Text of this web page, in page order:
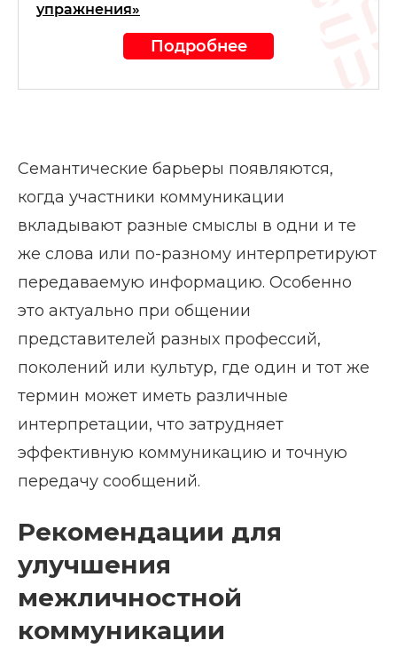
упражнения»
Подробнее
Семантические барьеры появляются,
когда участники коммуникации
вкладывают разные смыслы в одни и те
же слова или по-разному интерпретируют
передаваемую информацию. Особенно
это актуально при общении
представителей разных профессий,
поколений или культур, где один и тот же
термин может иметь различные
интерпретации, что затрудняет
эффективную коммуникацию и точную
передачу сообщений.
Рекомендации для
улучшения
межличностной
коммуникации